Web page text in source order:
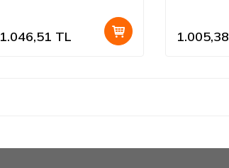
1.046,51 TL 1.005,38